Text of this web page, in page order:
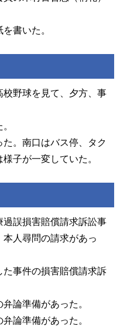
書いた。
校野球を見て、夕方、事
た。南口はバス停、タク
子が一変していた。
過誤損害賠償請求訴訟事
人尋問の請求があっ
た事件の損害賠償請求訴
論準備があった。
論準備があった。